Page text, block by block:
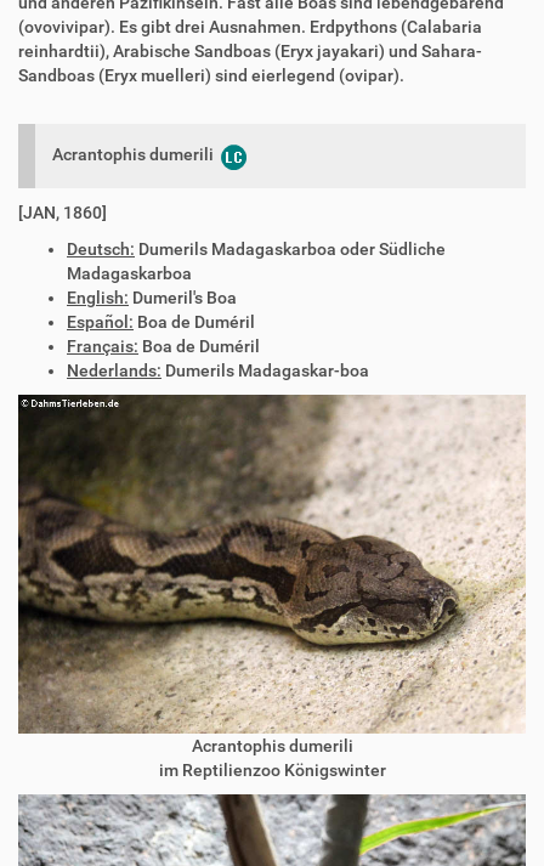
(ovovivipar). Es gibt drei Ausnahmen. Erdpythons (Calabaria
reinhardtii), Arabische Sandboas (Eryx jayakari) und Sahara-
Sandboas (Eryx muelleri) sind eierlegend (ovipar).
Acrantophis dumerili
[JAN, 1860]
Deutsch: Dumerils Madagaskarboa oder Südliche
Madagaskarboa
English: Dumeril's Boa
Español: Boa de Duméril
Français: Boa de Duméril
Nederlands: Dumerils Madagaskar-boa
Acrantophis dumerili
im Reptilienzoo Königswinter